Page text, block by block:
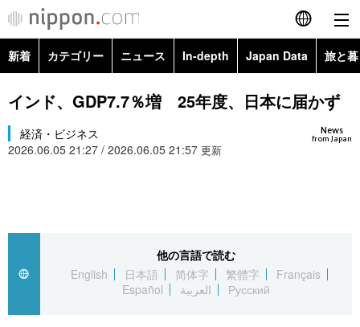
English
简体字
カテゴリー
新着 カテゴリー ニュース In-depth Japan Data 旅と
政治・外交
経済・ビジネス
Topics
Images
インド、GDP7.7％増 25年度、日本に届かず
News
from Japan
経済・ビジネス
2026.06.05 21:27 / 2026.06.05 21:57 更新
他の言語で読む
English
日本語 简体字 繁體字
Français
Español
العربية Русский